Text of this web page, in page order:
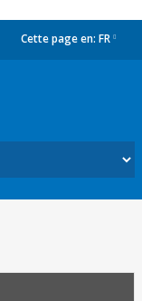
Cette page en: FR